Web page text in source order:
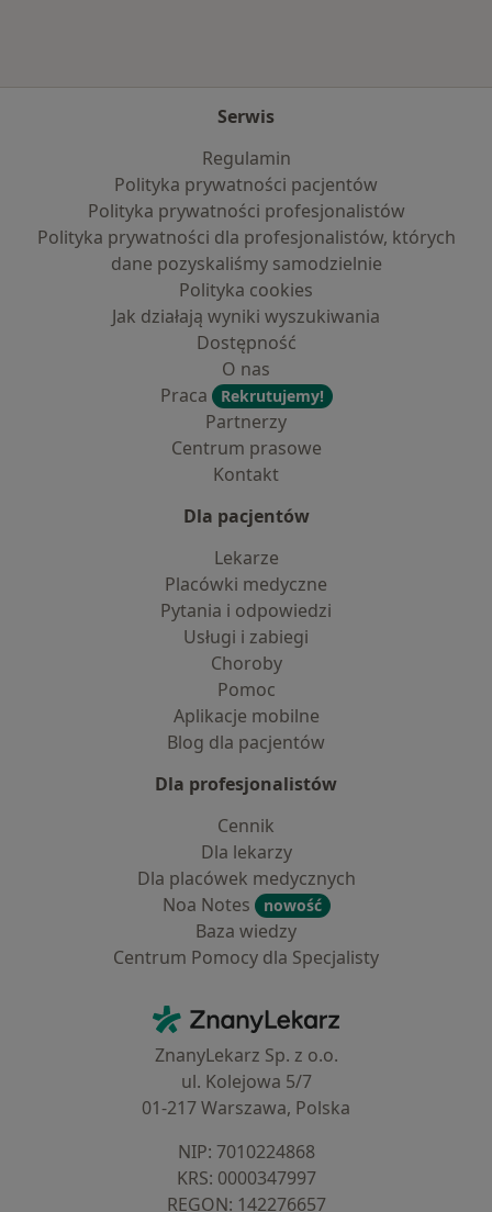
Serwis
Regulamin
Polityka prywatności pacjentów
Polityka prywatności profesjonalistów
Polityka prywatności dla profesjonalistów, których
dane pozyskaliśmy samodzielnie
Polityka cookies
Jak działają wyniki wyszukiwania
Dostępność
O nas
Praca
Rekrutujemy!
Partnerzy
Centrum prasowe
Kontakt
Dla pacjentów
Lekarze
Placówki medyczne
Pytania i odpowiedzi
Usługi i zabiegi
Choroby
Pomoc
Aplikacje mobilne
Blog dla pacjentów
Dla profesjonalistów
Cennik
Dla lekarzy
Dla placówek medycznych
Noa Notes
nowość
Baza wiedzy
Centrum Pomocy dla Specjalisty
ZnanyLekarz - Strona główna
ZnanyLekarz Sp. z o.o.
ul. Kolejowa 5/7
01-217 Warszawa, Polska
NIP: ⁠7010224868
KRS: ⁠0000347997
REGON: ⁠142276657